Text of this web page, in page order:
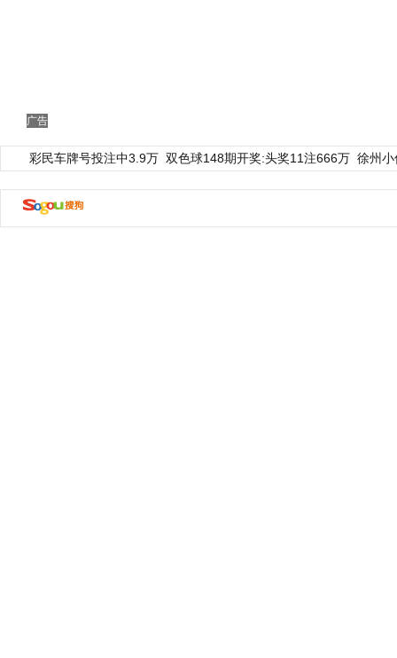
广告
彩民车牌号投注中3.9万 双色球148期开奖:头奖11注666万 徐州